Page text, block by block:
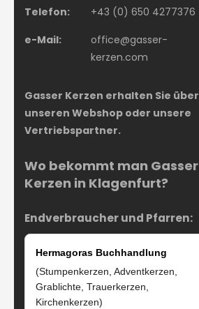
Telefon:
+43 (0) 650 4277376
e-Mail:
office@gasser-
kerzen.com
Gasser Kerzen erhalten Sie über
unseren Webshop oder unsere
Vertriebspartner.
Wo bekommt man Gasser
Kerzen in Klagenfurt?
Endverbraucher und Pfarren:
Hermagoras Buchhandlung
(Stumpenkerzen, Adventkerzen,
Grablichte, Trauerkerzen,
Kirchenkerzen)